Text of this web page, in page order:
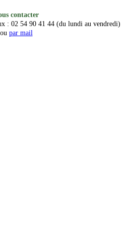
contacter
: 02 54 90 41 44 (du lundi au vendredi)
ou par mail